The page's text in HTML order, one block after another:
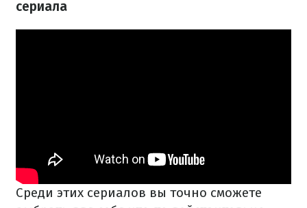
сериала
Среди этих сериалов вы точно сможете